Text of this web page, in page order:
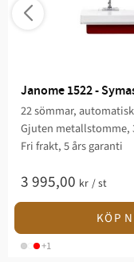
Janome 1522 -
22 sömmar,
Gjuten metallstomme,
Fri frakt, 5 års garanti
3 995,00 kr /st
+1